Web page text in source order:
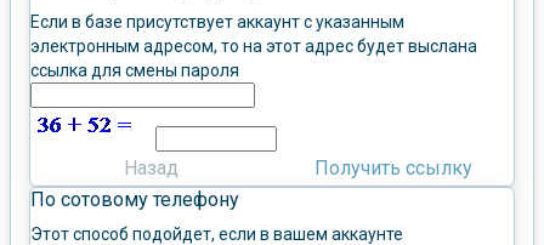
Если в базе присутствует аккаунт с указанным
электронным адресом, то на этот адрес будет выслана
ссылка для смены пароля
Назад
Получить ссылку
По сотовому телефону
Этот способ подойдет, если в вашем аккаунте